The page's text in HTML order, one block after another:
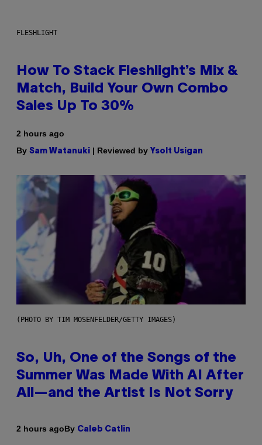
FLESHLIGHT
How To Stack Fleshlight’s Mix &
Match, Build Your Own Combo
Sales Up To 30%
2 hours ago
By Sam Watanuki | Reviewed by Ysolt Usigan
(PHOTO BY TIM MOSENFELDER/GETTY IMAGES)
So, Uh, One of the Songs of the
Summer Was Made With AI After
All—and the Artist Is Not Sorry
2 hours agoBy Caleb Catlin